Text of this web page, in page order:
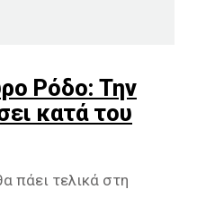
Ρόδο: Την
κατά του
πάει τελικά στη